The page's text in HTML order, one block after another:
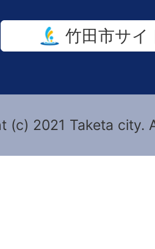
竹田市サイ
(c) 2021 Taketa city.